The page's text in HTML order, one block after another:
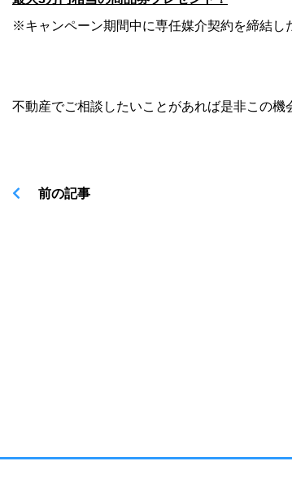
※キャンペーン期間中に専任媒介契約を締結し
不動産でご相談したいことがあれば是非この機
前の記事